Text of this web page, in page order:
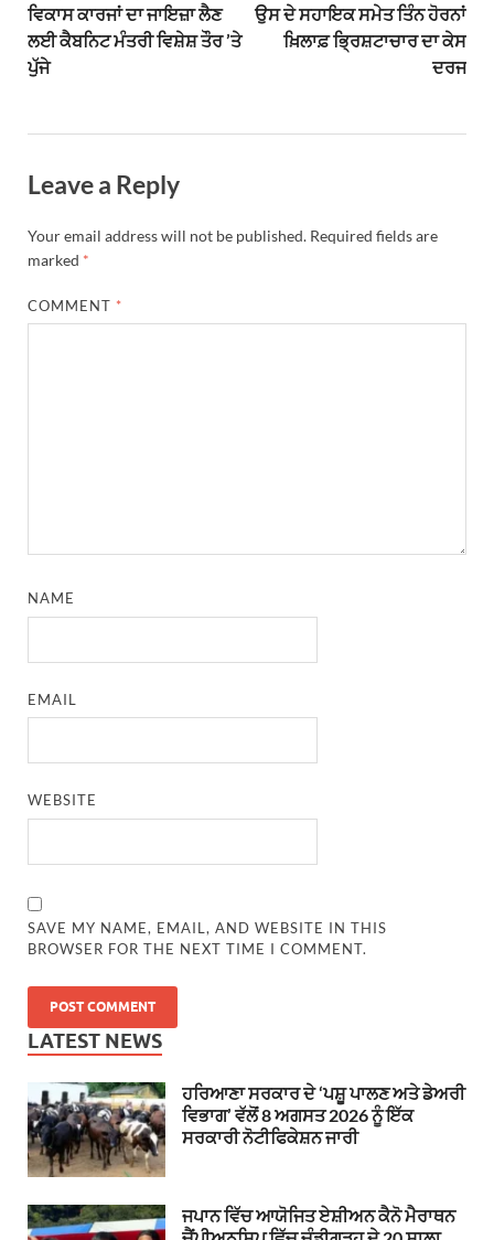
ਵਿਕਾਸ ਕਾਰਜਾਂ ਦਾ ਜਾਇਜ਼ਾ ਲੈਣ
ਲਈ ਕੈਬਨਿਟ ਮੰਤਰੀ ਵਿਸ਼ੇਸ਼ ਤੌਰ ’ਤੇ
ਪੁੱਜੇ
ਉਸ ਦੇ ਸਹਾਇਕ ਸਮੇਤ ਤਿੰਨ ਹੋਰਨਾਂ
ਖ਼ਿਲਾਫ਼ ਭ੍ਰਿਸ਼ਟਾਚਾਰ ਦਾ ਕੇਸ
ਦਰਜ
Leave a Reply
Your email address will not be published. Required fields are
marked *
COMMENT *
NAME
EMAIL
WEBSITE
SAVE MY NAME, EMAIL, AND WEBSITE IN THIS
BROWSER FOR THE NEXT TIME I COMMENT.
LATEST NEWS
ਹਰਿਆਣਾ ਸਰਕਾਰ ਦੇ ‘ਪਸ਼ੂ ਪਾਲਣ ਅਤੇ ਡੇਅਰੀ
ਵਿਭਾਗ’ ਵੱਲੋਂ 8 ਅਗਸਤ 2026 ਨੂੰ ਇੱਕ
ਸਰਕਾਰੀ ਨੋਟੀਫਿਕੇਸ਼ਨ ਜਾਰੀ
ਜਪਾਨ ਵਿੱਚ ਆਯੋਜਿਤ ਏਸ਼ੀਅਨ ਕੈਨੋ ਮੈਰਾਥਨ